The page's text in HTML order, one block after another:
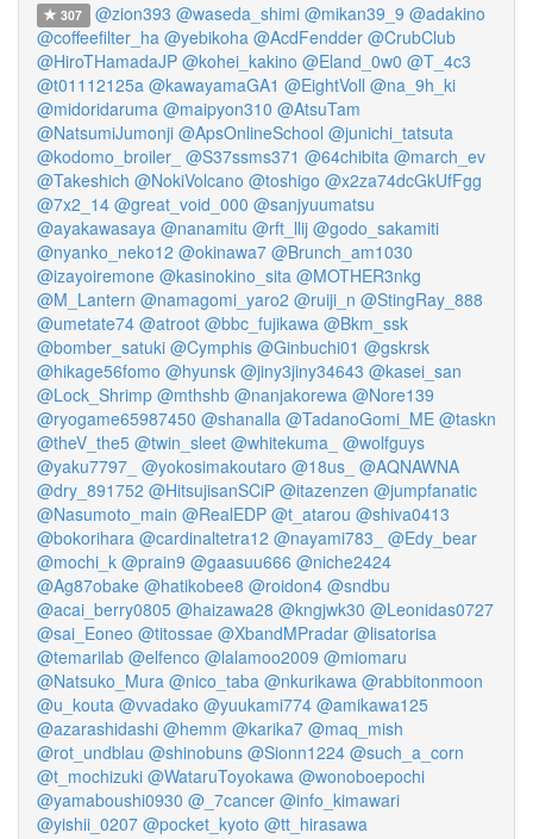
307 @zion393 @waseda_shimi @mikan39_9 @adakino
@coffeefilter_ha @yebikoha @AcdFendder @CrubClub
@HiroTHamadaJP @kohei_kakino @Eland_0w0 @T_4c3
@t01112125a @kawayamaGA1 @EightVoll @na_9h_ki
@midoridaruma @maipyon310 @AtsuTam
@NatsumiJumonji @ApsOnlineSchool @junichi_tatsuta
@kodomo_broiler_ @S37ssms371 @64chibita @march_ev
@Takeshich @NokiVolcano @toshigo @x2za74dcGkUfFgg
@7x2_14 @great_void_000 @sanjyuumatsu
@ayakawasaya @nanamitu @rft_llij @godo_sakamiti
@nyanko_neko12 @okinawa7 @Brunch_am1030
@izayoiremone @kasinokino_sita @MOTHER3nkg
@M_Lantern @namagomi_yaro2 @ruiji_n @StingRay_888
@umetate74 @atroot @bbc_fujikawa @Bkm_ssk
@bomber_satuki @Cymphis @Ginbuchi01 @gskrsk
@hikage56fomo @hyunsk @jiny3jiny34643 @kasei_san
@Lock_Shrimp @mthshb @nanjakorewa @Nore139
@ryogame65987450 @shanalla @TadanoGomi_ME @taskn
@theV_the5 @twin_sleet @whitekuma_ @wolfguys
@yaku7797_ @yokosimakoutaro @18us_ @AQNAWNA
@dry_891752 @HitsujisanSCiP @itazenzen @jumpfanatic
@Nasumoto_main @RealEDP @t_atarou @shiva0413
@bokorihara @cardinaltetra12 @nayami783_
@Edy_bear
@mochi_k @prain9 @gaasuu666 @niche2424
@Ag87obake @hatikobee8 @roidon4 @sndbu
@acai_berry0805 @haizawa28 @kngjwk30 @Leonidas0727
@sai_Eoneo @titossae @XbandMPradar @lisatorisa
@temarilab @elfenco @lalamoo2009 @miomaru
@Natsuko_Mura @nico_taba @nkurikawa @rabbitonmoon
@u_kouta @vvadako @yuukami774 @amikawa125
@azarashidashi @hemm @karika7 @maq_mish
@rot_undblau @shinobuns @Sionn1224 @such_a_corn
@t_mochizuki @WataruToyokawa @wonoboepochi
@yamaboushi0930 @_7cancer @info_kimawari
@yishii_0207 @pocket_kyoto @tt_hirasawa